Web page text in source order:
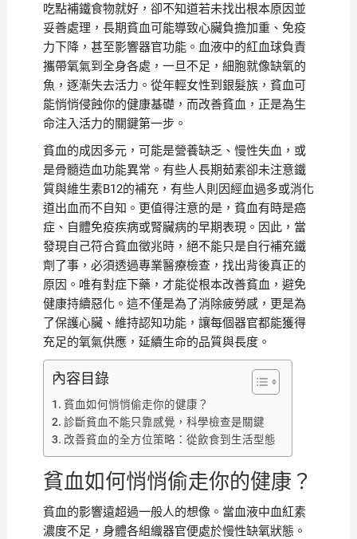
吃點補鐵食物就好，卻不知道若未找出根本原因並
妥善處理，長期貧血可能導致心臟負擔加重、免疫
力下降，甚至影響器官功能。血液中的紅血球負責
攜帶氧氣到全身各處，一旦不足，細胞就像缺氧的
魚，逐漸失去活力。從年輕女性到銀髮族，貧血可
能悄悄侵蝕你的健康基礎，而改善貧血，正是為生
命注入活力的關鍵第一步。
貧血的成因多元，可能是營養缺乏、慢性失血，或
是骨髓造血功能異常。有些人長期茹素卻未注意鐵
質與維生素B12的補充，有些人則因經血過多或消化
道出血而不自知。更值得注意的是，貧血有時是癌
症、自體免疫疾病或腎臟病的早期表現。因此，當
發現自己符合貧血徵兆時，絕不能只是自行補充鐵
劑了事，必須透過專業醫療檢查，找出背後真正的
原因。唯有對症下藥，才能從根本改善貧血，避免
健康持續惡化。這不僅是為了消除疲勞感，更是為
了保護心臟、維持認知功能，讓每個器官都能獲得
充足的氧氣供應，延續生命的品質與長度。
內容目錄
貧血如何悄悄偷走你的健康？
診斷貧血不能只靠感覺，科學檢查是關鍵
改善貧血的全方位策略：從飲食到生活型態
貧血如何悄悄偷走你的健康？
貧血的影響遠超過一般人的想像。當血液中血紅素
濃度不足，身體各組織器官便處於慢性缺氧狀態。